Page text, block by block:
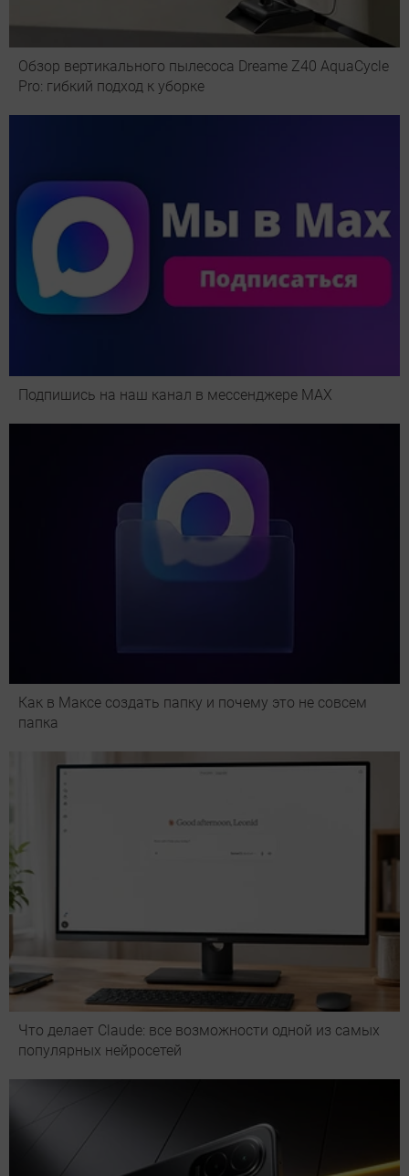
Обзор вертикального пылесоса Dreame Z40 AquaCycle
Pro: гибкий подход к уборке
Подпишись на наш канал в мессенджере МАХ
Как в Максе создать папку и почему это не совсем
папка
Что делает Сlaude: все возможности одной из самых
популярных нейросетей